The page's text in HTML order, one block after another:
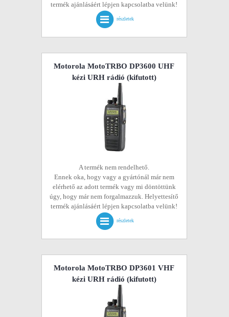
termék ajánlásáért lépjen kapcsolatba velünk!
részletek
Motorola MotoTRBO DP3600 UHF
kézi URH rádió (kifutott)
A termék nem rendelhető.
Ennek oka, hogy vagy a gyártónál már nem
elérhető az adott termék vagy mi döntöttünk
úgy, hogy már nem forgalmazzuk. Helyettesítő
termék ajánlásáért lépjen kapcsolatba velünk!
részletek
Motorola MotoTRBO DP3601 VHF
kézi URH rádió (kifutott)